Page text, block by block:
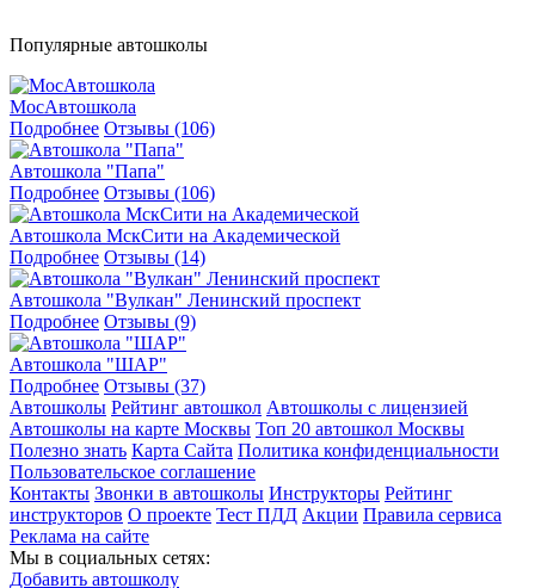
Популярные автошколы
МосАвтошкола
Подробнее Отзывы (106)
Автошкола "Папа"
Подробнее Отзывы (106)
Автошкола МскСити на Академической
Подробнее Отзывы (14)
Автошкола "Вулкан" Ленинский проспект
Подробнее Отзывы (9)
Автошкола "ШАР"
Подробнее Отзывы (37)
Автошколы Рейтинг автошкол Автошколы с лицензией
Автошколы на карте Москвы Топ 20 автошкол Москвы
Полезно знать Карта Сайта Политика конфиденциальности
Пользовательское соглашение
Контакты Звонки в автошколы Инструкторы Рейтинг
инструкторов О проекте Тест ПДД Акции Правила сервиса
Реклама на сайте
Мы в социальных сетях:
Добавить автошколу